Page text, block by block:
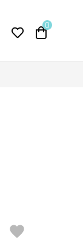
0
